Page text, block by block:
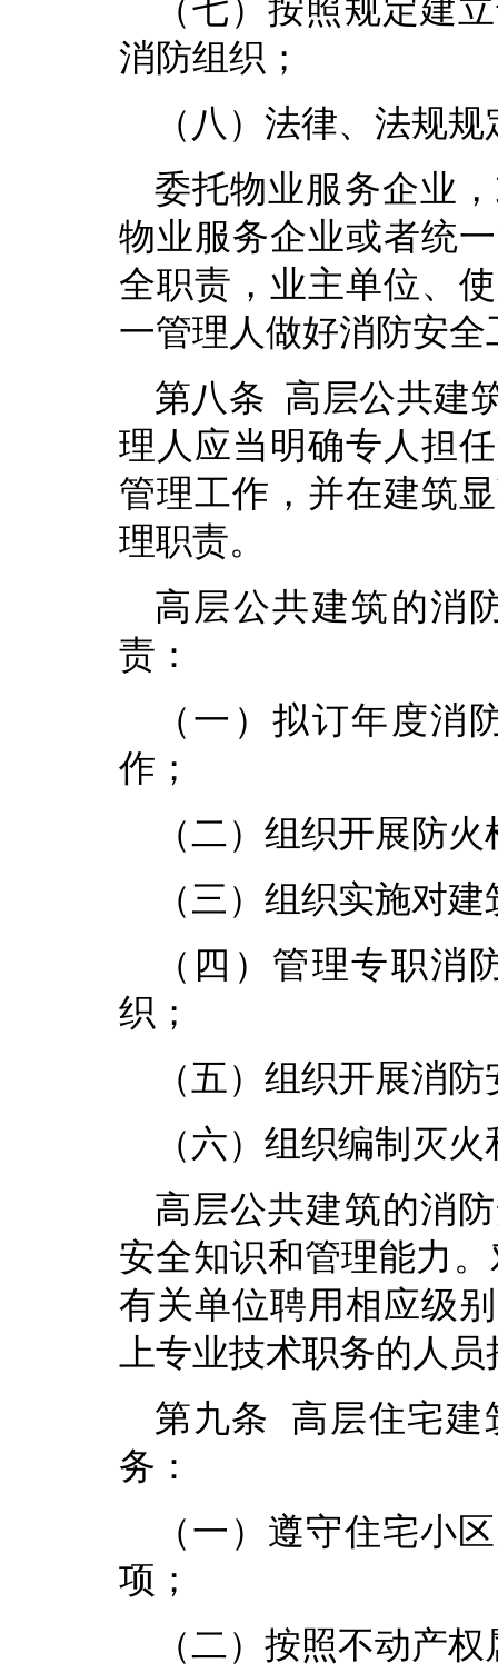
（七）按照规定建
消防组织；
（八）法律、法规
委托物业服务企业
物业服务企业或者统
全职责，业主单位、
一管理人做好消防安全
第八条 高层公共建
理人应当明确专人担
管理工作，并在建筑
理职责。
高层公共建筑的消
责：
（一）拟订年度消
作；
（二）组织开展防
（三）组织实施对
（四）管理专职消
织；
（五）组织开展消
（六）组织编制灭
高层公共建筑的消
安全知识和管理能力
有关单位聘用相应级
上专业技术职务的人
第九条 高层住宅建
务：
（一）遵守住宅小
项；
（二）按照不动产